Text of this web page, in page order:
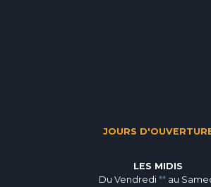
JOURS
LES MIDIS
Du Vendredi ** au